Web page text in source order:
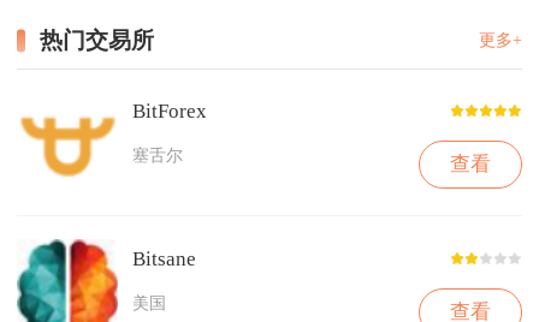
热门交易所 更多+
BitForex
塞舌尔 查看
Bitsane
美国 查看